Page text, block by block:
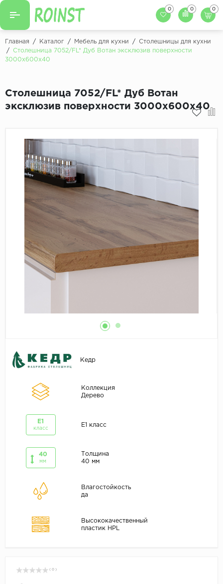
Назад
Кухни на заказ
Назад
Столешницы для
Кухонный фартук
Декоры столешниц
Декоры ЛДСП для мебели
Декоры обоев под мебель
0 0 0
Главная / Каталог / Мебель для кухни /
Столешницы для кухни
/
Столешница 7052/FL* Дуб Вотан эксклюзив поверхности
3000х600х40
Столешница 7052/FL* Дуб Вотан
эксклюзив поверхности 3000х600х40
Кедр
Коллекция
Дерево
E1
класс
E1 класс
40
мм
Толщина
40 мм
Влагостойкость
да
Высококачественный
пластик HPL
( 0 )